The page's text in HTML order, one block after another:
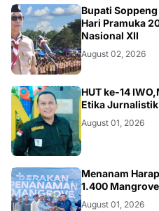
NEWS
Bupati Soppeng
Hari Pramuka
Nasional XII
August 02, 2026
NEWS
HUT ke-14
Etika
August 01, 2026
NEWS
Menanam
1.400
August 01, 2026